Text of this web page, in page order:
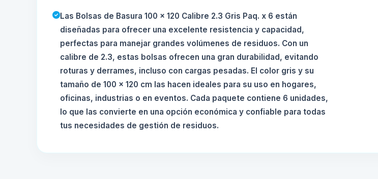
Las Bolsas de Basura 100 x 120 Calibre 2.3 Gris Paq. x 6 están
diseñadas para ofrecer una excelente resistencia y capacidad,
perfectas para manejar grandes volúmenes de residuos. Con un
calibre de 2.3, estas bolsas ofrecen una gran durabilidad, evitando
roturas y derrames, incluso con cargas pesadas. El color gris y su
tamaño de 100 x 120 cm las hacen ideales para su uso en hogares,
oficinas, industrias o en eventos. Cada paquete contiene 6 unidades,
lo que las convierte en una opción económica y confiable para todas
tus necesidades de gestión de residuos.